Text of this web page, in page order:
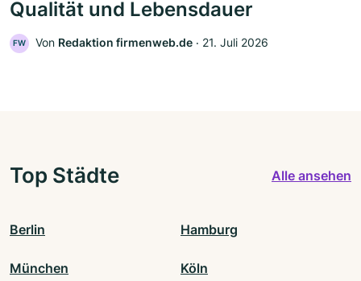
Qualität und Lebensdauer
FW Von Redaktion firmenweb.de ‧ 21. Juli 2026
Top Städte Alle ansehen
Berlin Hamburg
München Köln